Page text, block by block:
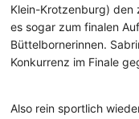
Klein-Krotzenburg) den
es sogar zum finalen
Büttelbornerinnen.
Konkurrenz im Finale
Also rein sportlich